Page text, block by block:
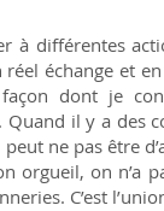
à différentes
échange et
dont je
il y a des
ne pas être
orgueil, on n’a
C’est